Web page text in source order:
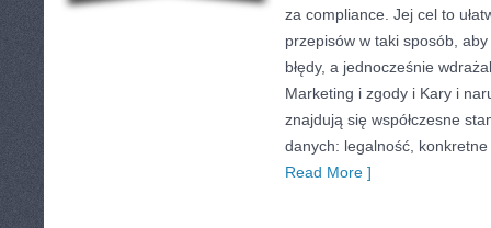
za compliance. Jej cel to
przepisów w taki sposób, aby
błędy, a jednocześnie
Marketing i zgody i Kary i
znajdują się współczesne
danych: legalność,
Read More ]